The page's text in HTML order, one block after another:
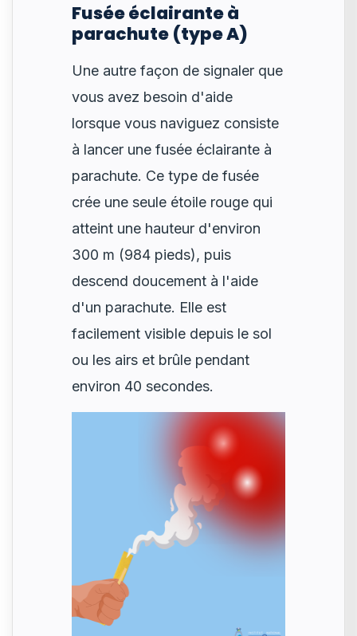
Fusée éclairante à
parachute (type A)
Une autre façon de signaler que
vous avez besoin d'aide
lorsque vous naviguez consiste
à lancer une fusée éclairante à
parachute. Ce type de fusée
crée une seule étoile rouge qui
atteint une hauteur d'environ
300 m (984 pieds), puis
descend doucement à l'aide
d'un parachute. Elle est
facilement visible depuis le sol
ou les airs et brûle pendant
environ 40 secondes.